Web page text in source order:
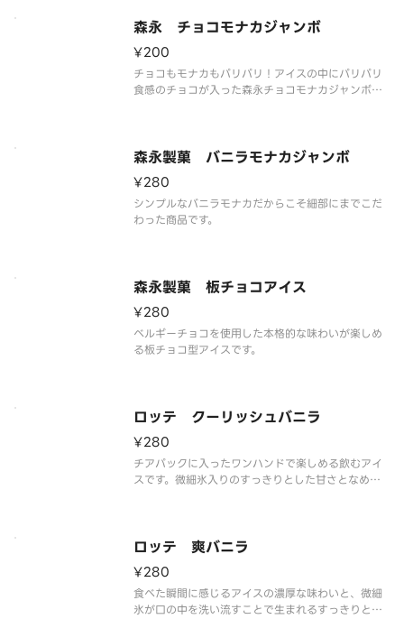
解の可能性もございます。ご了承の上ご注文くださ
森永 チョコモナカジャンボ
¥200
チョコもモナカもパリパリ！アイスの中にパリパリ
食感のチョコが入った森永チョコモナカジャンボ。
※品質に配慮して配送いたしますが、商品性質上溶
森永製菓 バニラモナカジャンボ
¥280
シンプルなバニラモナカだからこそ細部にまでこだ
わった商品です。
森永製菓 板チョコアイス
¥280
ベルギーチョコを使用した本格的な味わいが楽しめ
る板チョコ型アイスです。
ロッテ クーリッシュバニラ
¥280
チアパックに入ったワンハンドで楽しめる飲むアイ
スです。微細氷入りのすっきりとした甘さとなめら
ロッテ 爽バニラ
¥280
食べた瞬間に感じるアイスの濃厚な味わいと、微細
氷が口の中を洗い流すことで生まれるすっきりとし